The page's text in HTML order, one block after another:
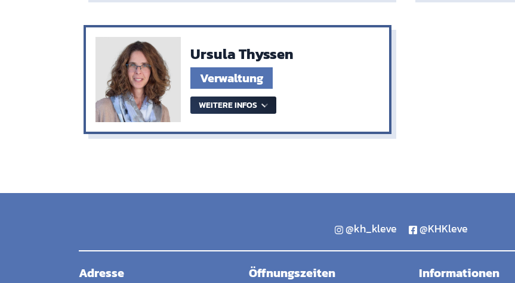
Ursula Thyssen
Verwaltung
WEITERE INFOS
@kh_kleve @KHKleve
Adresse Öffnungszeiten Informationen